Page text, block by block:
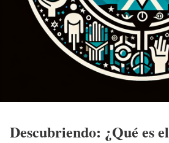
Descubriendo: ¿Qué es el